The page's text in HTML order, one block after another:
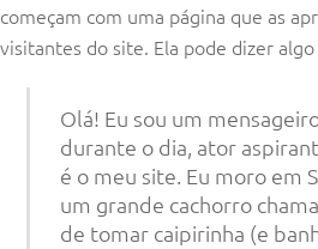
começam com uma página que as
visitantes do site. Ela pode dizer algo
Olá! Eu sou um
durante o dia, ator
é o meu site. Eu moro em
um grande cachorro
de tomar caipirinha (e